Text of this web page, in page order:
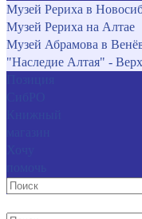
Музей Рериха в
Музей Рериха на Алтае
Музей Абрамова в
"Наследие Алтая" -